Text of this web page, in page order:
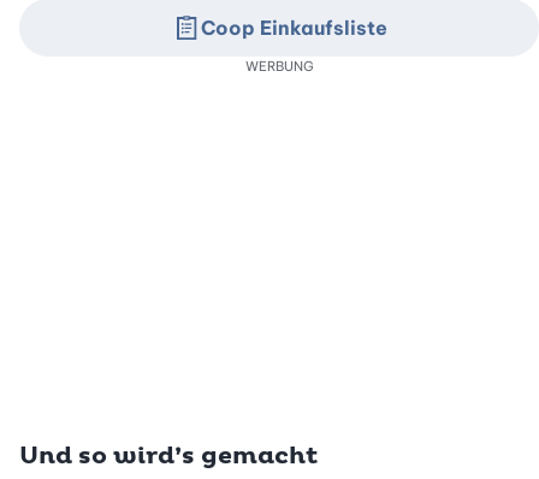
Und so wird’s gemacht
Coop Einkaufsliste
WERBUNG